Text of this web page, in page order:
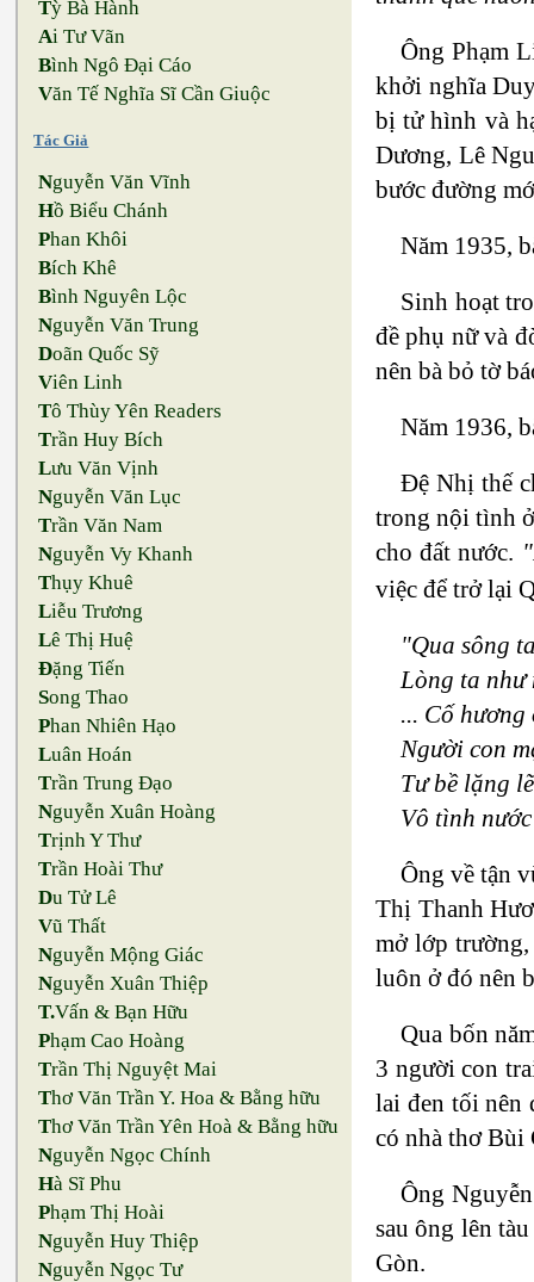
Tỳ Bà Hành
Ai Tư Vãn
Bình Ngô Đại Cáo
Văn Tế Nghĩa Sĩ Cần Giuộc
Tác Giả
Nguyễn Văn Vĩnh
Hồ Biểu Chánh
Phan Khôi
Bích Khê
Bình Nguyên Lộc
Nguyễn Văn Trung
Doãn Quốc Sỹ
Viên Linh
Tô Thùy Yên Readers
Trần Huy Bích
Lưu Văn Vịnh
Nguyễn Văn Lục
Trần Văn Nam
Nguyễn Vy Khanh
Thụy Khuê
Liễu Trương
Lê Thị Huệ
Đặng Tiến
Song Thao
Phan Nhiên Hạo
Luân Hoán
Trần Trung Đạo
Nguyễn Xuân Hoàng
Trịnh Y Thư
Trần Hoài Thư
Du Tử Lê
Vũ Thất
Nguyễn Mộng Giác
Nguyễn Xuân Thiệp
T.Vấn & Bạn Hữu
Phạm Cao Hoàng
Trần Thị Nguyệt Mai
Thơ Văn Trần Y. Hoa & Bằng hữu
Thơ Văn Trần Yên Hoà & Bằng hữu
Nguyễn Ngọc Chính
Hà Sĩ Phu
Phạm Thị Hoài
Nguyễn Huy Thiệp
Nguyễn Ngọc Tư
Ông Phạm
khởi nghĩa
bị tử hình và
Dương, Lê
bước đường
Năm 1935,
Sinh hoạt
đề phụ nữ và
nên bà bỏ tờ
Năm 1936,
Đệ Nhị thế
trong nội tình
cho đất nước.
việc để trở lại
"Qua sông
Lòng ta như
... Cố
Người con
Tư bề lặng
Vô tình
Ông về tận
Thị Thanh
mở lớp
luôn ở đó nên
Qua bốn
3 người con
lai đen tối nên
có nhà thơ Bùi
Ông
sau ông lên
Gòn.